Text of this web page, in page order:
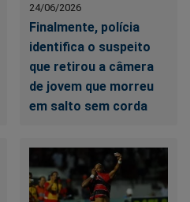
24/06/2026
Finalmente, polícia
identifica o suspeito
que retirou a câmera
de jovem que morreu
em salto sem corda